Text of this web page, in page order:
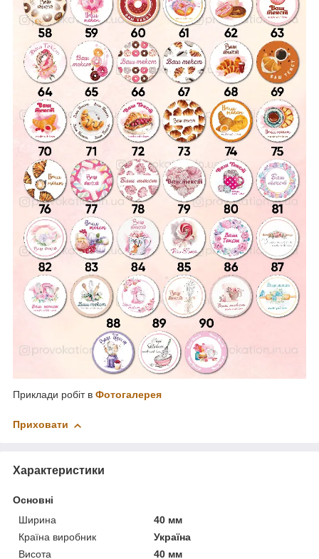
Приклади робіт в Фотогалерея
Приховати
Характеристики
Основні
Ширина
40 мм
Країна виробник
Україна
Висота
40 мм